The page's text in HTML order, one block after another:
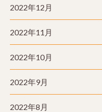
2022年12月
2022年11月
2022年10月
2022年9月
2022年8月